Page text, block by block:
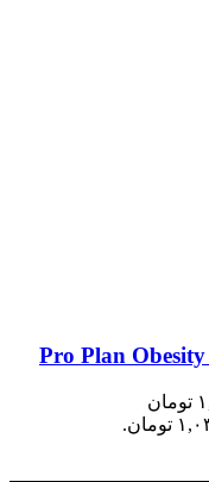
قیمت اصلی: ۱,۱۵۰,۰۰۰ تومان